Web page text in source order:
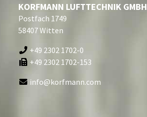
KORFMANN LUFTTECHNIK GMBH
Postfach 1749
58407 Witten
+49 2302 1702-0
+49 2302 1702-153
info@korfmann.com